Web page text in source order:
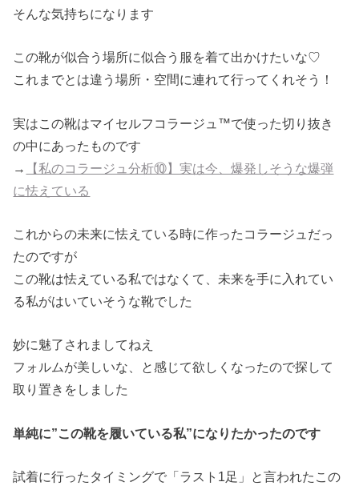
そんな気持ちになります
この靴が似合う場所に似合う服を着て出かけたいな♡
これまでとは違う場所・空間に連れて行ってくれそう！
実はこの靴はマイセルフコラージュ™で使った切り抜き
の中にあったものです
→
【私のコラージュ分析⑩】実は今、爆発しそうな爆弾
に怯えている
これからの未来に怯えている時に作ったコラージュだっ
たのですが
この靴は怯えている私ではなくて、未来を手に入れてい
る私がはいていそうな靴でした
妙に魅了されましてねえ
フォルムが美しいな、と感じて欲しくなったので探して
取り置きをしました
単純に”この靴を履いている私”になりたかったのです
試着に行ったタイミングで「ラスト1足」と言われたこの